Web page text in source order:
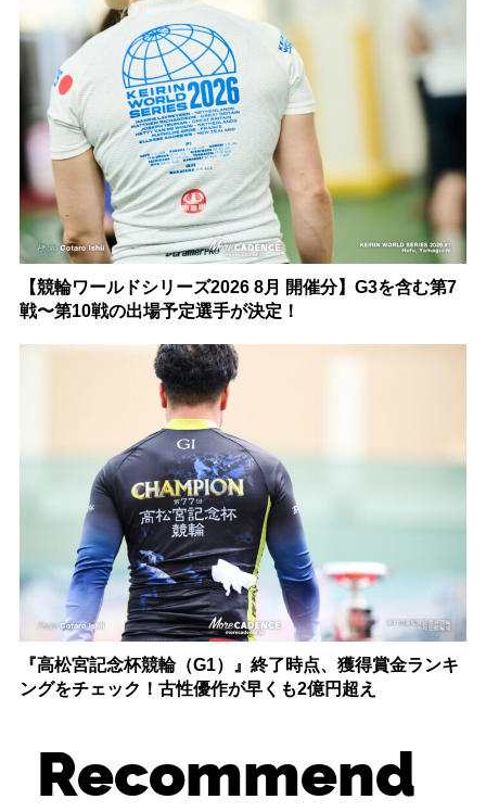
【競輪ワールドシリーズ2026 8月 開催分】G3を含む第7
戦〜第10戦の出場予定選手が決定！
『高松宮記念杯競輪（G1）』終了時点、獲得賞金ランキ
ングをチェック！古性優作が早くも2億円超え
Recommend